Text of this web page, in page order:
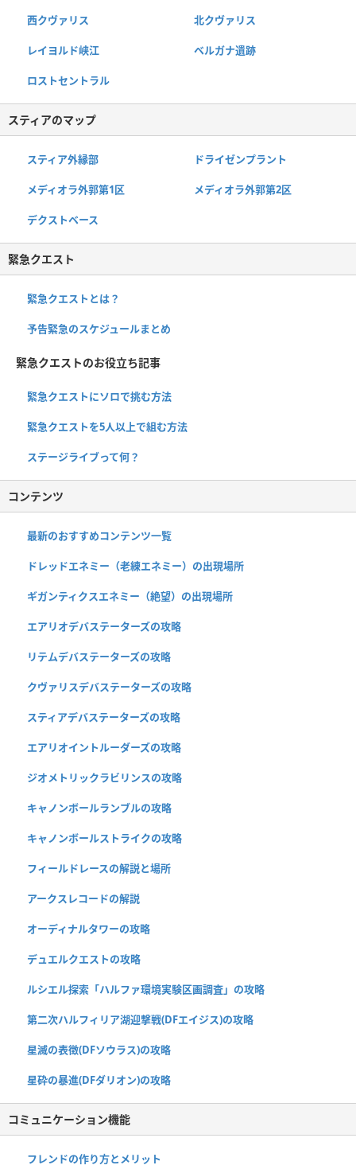
西クヴァリス 北クヴァリス
レイヨルド峡江 ベルガナ遺跡
ロストセントラル
スティアのマップ
スティア外縁部 ドライゼンプラント
メディオラ外郭第1区 メディオラ外郭第2区
デクストベース
緊急クエスト
緊急クエストとは？
予告緊急のスケジュールまとめ
緊急クエストのお役立ち記事
緊急クエストにソロで挑む方法
緊急クエストを5人以上で組む方法
ステージライブって何？
コンテンツ
最新のおすすめコンテンツ一覧
ドレッドエネミー（老練エネミー）の出現場所
ギガンティクスエネミー（絶望）の出現場所
エアリオデバステーターズの攻略
リテムデバステーターズの攻略
クヴァリスデバステーターズの攻略
スティアデバステーターズの攻略
エアリオイントルーダーズの攻略
ジオメトリックラビリンスの攻略
キャノンボールランブルの攻略
キャノンボールストライクの攻略
フィールドレースの解説と場所
アークスレコードの解説
オーディナルタワーの攻略
デュエルクエストの攻略
ルシエル探索「ハルファ環境実験区画調査」の攻略
第二次ハルフィリア湖迎撃戦(DFエイジス)の攻略
星滅の表徴(DFソウラス)の攻略
星砕の暴進(DFダリオン)の攻略
コミュニケーション機能
フレンドの作り方とメリット